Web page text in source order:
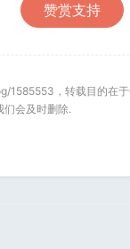
赞赏支持
，转载目的在
们会及时删除.